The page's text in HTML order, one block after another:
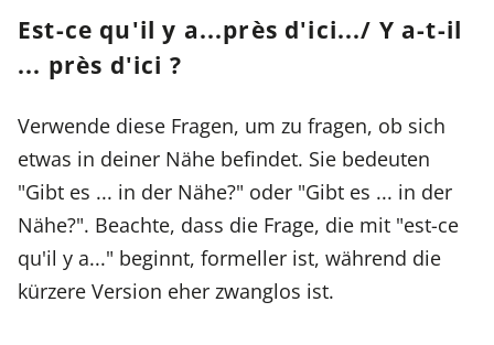
Est-ce qu'il y a...près d'ici.../ Y a-t-il
... près d'ici ?
Verwende diese Fragen, um zu fragen, ob sich
etwas in deiner Nähe befindet. Sie bedeuten
"Gibt es ... in der Nähe?" oder "Gibt es ... in der
Nähe?". Beachte, dass die Frage, die mit "est-ce
qu'il y a..." beginnt, formeller ist, während die
kürzere Version eher zwanglos ist.